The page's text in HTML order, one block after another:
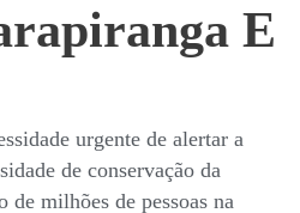
E
urgente de alertar a
de conservação da
de milhões de pessoas na